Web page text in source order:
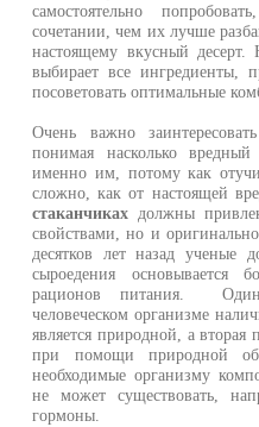
самостоятельно
сочетании, чем их лучше
настоящему вкусный
выбирает все ингредиенты,
посоветовать оптимальные
Очень важно
понимая насколько
именно им, потому как
сложно, как от настоящей
стаканчиках должны
свойствами, но и
десятков лет назад ученые
сыроедения основывается
рационов питания.
человеческом организме
является природной, а
при помощи природной
необходимые организму
не может существовать,
гормоны.